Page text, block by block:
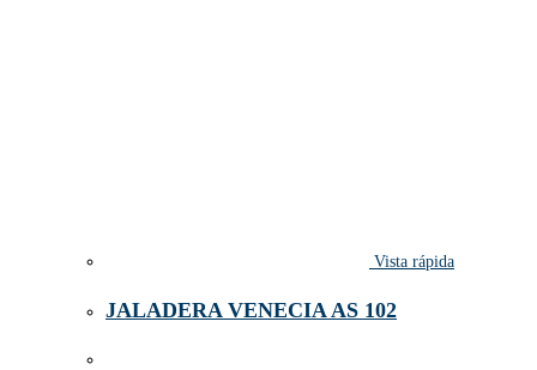
Vista rápida
JALADERA VENECIA AS 102